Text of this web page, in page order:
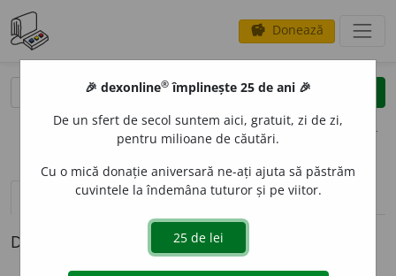
savings Donează
clear
opțiuni
definiții (1) pronunțievolume_up (1)
Definiția cu ID-ul 1254491:
🎉 dexonline® împlinește 25 de ani 🎉
De un sfert de secol suntem aici, gratuit, zi de zi,
pentru milioane de căutări.
Cu o mică donație aniversară ne-ați ajuta să păstrăm
cuvintele la îndemâna tuturor și pe viitor.